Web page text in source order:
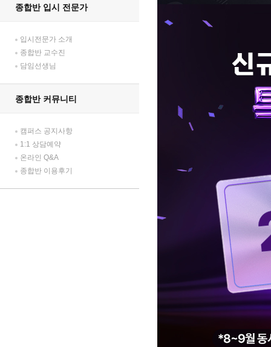
종합반 입시 전문가
입시전문가 소개
종합반 교수진
담임선생님
종합반 커뮤니티
캠퍼스 공지사항
1:1 상담예약
온라인 Q&A
종합반 이용후기